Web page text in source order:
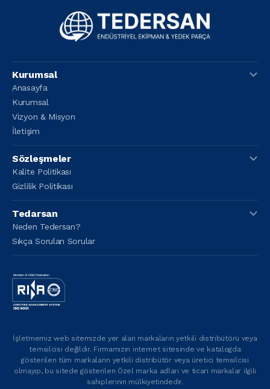
Kurumsal
Anasayfa
Kurumsal
Vizyon & Misyon
İletişim
Sözleşmeler
Kalite Politikası
Gizlilik Politikası
Tedarsan
Neden Tedersan?
Sıkça Sorulan Sorular
İşletmemiz web sitemizde yer alan markaların yetkili distribütörü veya
temsilcisi değildir. Firmamızın internet sitesinde ve katalogda
gösterilen tüm markaların yetkili distribütör veya üretici temsilcisi
olmayıp, bu sitede gösterilen Özel marka adları ve ticari markalar ilgili
sahiplerinin mülkiyetindedir.